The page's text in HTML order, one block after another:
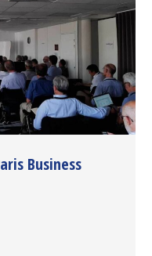
Business